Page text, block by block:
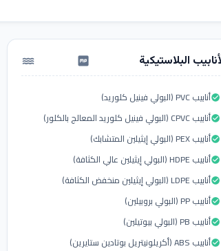
البلاستيكية water_pump
أنابيب PVC (البولي فينيل كلوريد)check_circle
أنابيب CPVC (البولي فينيل كلوريد المعالج بالكلور)check_circle
أنابيب PEX (البولي إيثيلين المتشابك)check_circle
أنابيب HDPE (البولي إيثيلين عالي الكثافة)check_circle
أنابيب LDPE (البولي إيثيلين منخفض الكثافة)check_circle
أنابيب PP (البولي بروبيلين)check_circle
أنابيب PB (البولي بيوتيلين)check_circle
أنابيب ABS (أكريلونيتريل بوتادين ستايرين)check_circle